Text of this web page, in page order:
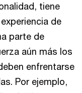
tiene
de
parte de
aún más los
enfrentarse
Por ejemplo,